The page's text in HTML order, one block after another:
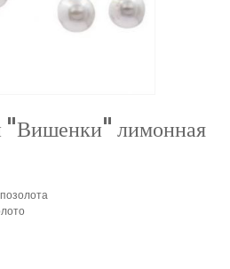
"Вишенки" лимонная